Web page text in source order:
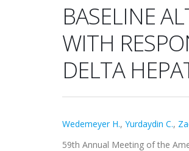
BASELINE
WITH
DELTA
Wedemeyer H., Yurdaydin C.,
59th Annual Meeting of the